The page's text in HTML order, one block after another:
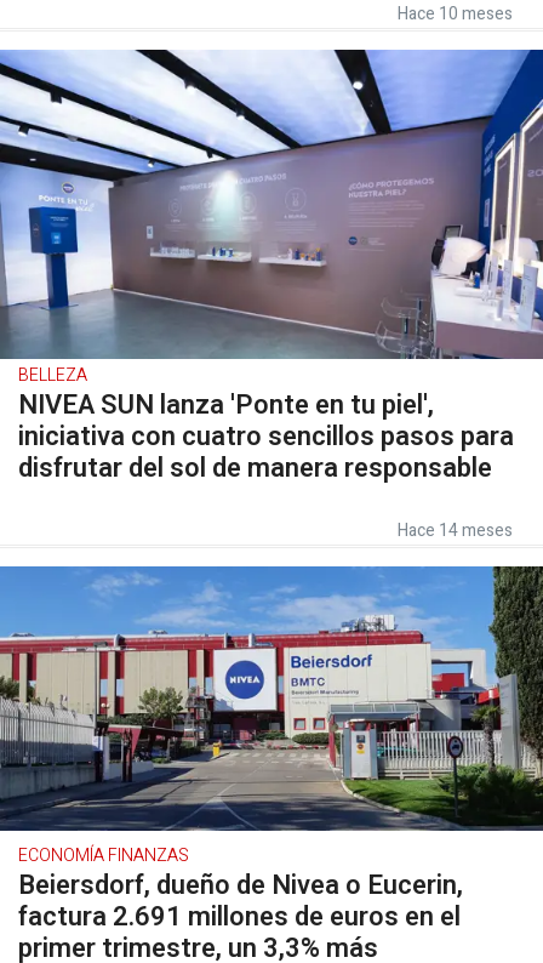
Hace 10 meses
BELLEZA
NIVEA SUN lanza 'Ponte en tu piel',
iniciativa con cuatro sencillos pasos para
disfrutar del sol de manera responsable
Hace 14 meses
ECONOMÍA FINANZAS
Beiersdorf, dueño de Nivea o Eucerin,
factura 2.691 millones de euros en el
primer trimestre, un 3,3% más